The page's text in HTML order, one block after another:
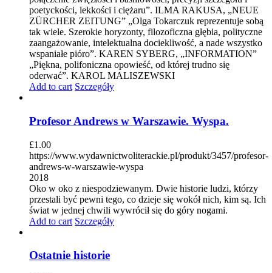
poetyckości, lekkości i ciężaru”. ILMA RAKUSA, „NEUE
ZÜRCHER ZEITUNG” „Olga Tokarczuk reprezentuje sobą
tak wiele. Szerokie horyzonty, filozoficzna głębia, polityczne
zaangażowanie, intelektualna dociekliwość, a nade wszystko
wspaniałe pióro”. KAREN SYBERG, „INFORMATION”
„Piękna, polifoniczna opowieść, od której trudno się
oderwać”. KAROL MALISZEWSKI
Add to cart Szczegóły
Profesor Andrews w Warszawie. Wyspa.
£1.00
https://www.wydawnictwoliterackie.pl/produkt/3457/profesor-
andrews-w-warszawie-wyspa
2018
Oko w oko z niespodziewanym. Dwie historie ludzi, którzy
przestali być pewni tego, co dzieje się wokół nich, kim są. Ich
świat w jednej chwili wywrócił się do góry nogami.
Add to cart Szczegóły
Ostatnie historie